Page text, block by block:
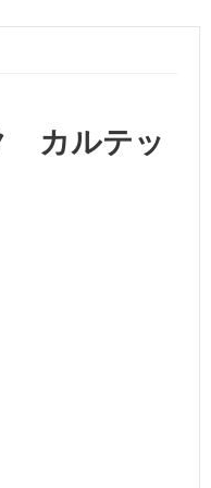
カルテッ